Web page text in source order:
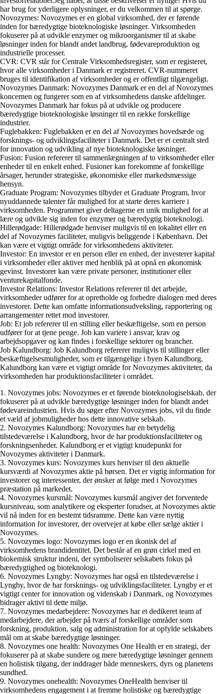
har brug for yderligere oplysninger, er du velkommen til at spørge.
Novozymes: Novozymes er en global virksomhed, der er førende
inden for bæredygtige bioteknologiske løsninger. Virksomheden
fokuserer på at udvikle enzymer og mikroorganismer til at skabe
løsninger inden for blandt andet landbrug, fødevareproduktion og
industrielle processer.
CVR: CVR står for Centrale Virksomhedsregister, som er registeret,
hvor alle virksomheder i Danmark er registreret. CVR-nummeret
bruges til identifikation af virksomheder og er offentligt tilgængeligt.
Novozymes Danmark: Novozymes Danmark er en del af Novozymes
koncernen og fungerer som en af virksomhedens danske afdelinger.
Novozymes Danmark har fokus på at udvikle og producere
bæredygtige bioteknologiske løsninger til en række forskellige
industrier.
Fuglebakken: Fuglebakken er en del af Novozymes hovedsæde og
forsknings- og udviklingsfaciliteter i Danmark. Det er et centralt sted
for innovation og udvikling af nye bioteknologiske løsninger.
Fusion: Fusion refererer til sammenlægningen af to virksomheder eller
enheder til en enkelt enhed. Fusioner kan forekomme af forskellige
årsager, herunder strategiske, økonomiske eller markedsmæssige
hensyn.
Graduate Program: Novozymes tilbyder et Graduate Program, hvor
nyuddannede talenter får mulighed for at starte deres karriere i
virksomheden. Programmet giver deltagerne en unik mulighed for at
lære og udvikle sig inden for enzymer og bæredygtig bioteknologi.
Hillerødgade: Hillerødgade henviser muligvis til en lokalitet eller en
del af Novozymes faciliteter, muligvis beliggende i København. Det
kan være et vigtigt område for virksomhedens aktiviteter.
Investor: En investor er en person eller en enhed, der investerer kapital
i virksomheder eller aktiver med henblik på at opnå en økonomisk
gevinst. Investorer kan være private personer, institutioner eller
venturekapitalfonde.
Investor Relations: Investor Relations refererer til det arbejde,
virksomheder udfører for at opretholde og forbedre dialogen med deres
investorer. Dette kan omfatte informationsudveksling, rapportering og
arrangementer rettet mod investorer.
Job: Et job refererer til en stilling eller beskæftigelse, som en person
udfører for at tjene penge. Job kan variere i ansvar, krav og
arbejdsopgaver og kan findes i forskellige sektorer og brancher.
Job Kalundborg: Job Kalundborg refererer muligvis til stillinger eller
beskæftigelsesmuligheder, som er tilgængelige i byen Kalundborg.
Kalundborg kan være et vigtigt område for Novozymes aktiviteter, da
virksomheden har produktionsfaciliteter i området.
1. Novozymes jobs: Novozymes er et førende bioteknologiselskab, der
fokuserer på at udvikle bæredygtige løsninger inden for blandt andet
fødevareindustrien. Hvis du søger efter Novozymes jobs, vil du finde
et væld af jobmuligheder hos dette innovative selskab.
2. Novozymes Kalundborg: Novozymes har en betydelig
tilstedeværelse i Kalundborg, hvor de har produktionsfaciliteter og
forskningsenheder. Kalundborg er et vigtigt knudepunkt for
Novozymes aktiviteter i Danmark.
3. Novozymes kurs: Novozymes kurs henviser til den aktuelle
kursværdi af Novozymes aktie på børsen. Det er vigtig information for
investorer og interessenter, der ønsker at følge med i Novozymes
præstation på markedet.
4. Novozymes kursmål: Novozymes kursmål angiver det forventede
kursniveau, som analytikere og eksperter forudser, at Novozymes aktie
vil nå inden for en bestemt tidsramme. Dette kan være nyttig
information for investorer, der overvejer at købe eller sælge aktier i
Novozymes.
5. Novozymes logo: Novozymes logo er en ikonisk del af
virksomhedens brandidentitet. Det består af en grøn cirkel med en
biokemisk struktur indeni, der symboliserer selskabets fokus på
bæredygtighed og bioteknologi.
6. Novozymes Lyngby: Novozymes har også en tilstedeværelse i
Lyngby, hvor de har forsknings- og udviklingsfaciliteter. Lyngby er et
vigtigt center for innovation og videnskab i Danmark, og Novozymes
bidrager aktivt til dette miljø.
7. Novozymes medarbejdere: Novozymes har et dedikeret team af
medarbejdere, der arbejder på tværs af forskellige områder som
forskning, produktion, salg og administration for at opfylde selskabets
mål om at skabe bæredygtige løsninger.
8. Novozymes one health: Novozymes One Health er en strategi, der
fokuserer på at skabe sundere og mere bæredygtige løsninger gennem
en holistisk tilgang, der inddrager både menneskers, dyrs og planetens
sundhed.
9. Novozymes onehealth: Novozymes OneHealth henviser til
virksomhedens engagement i at fremme holistiske og bæredygtige